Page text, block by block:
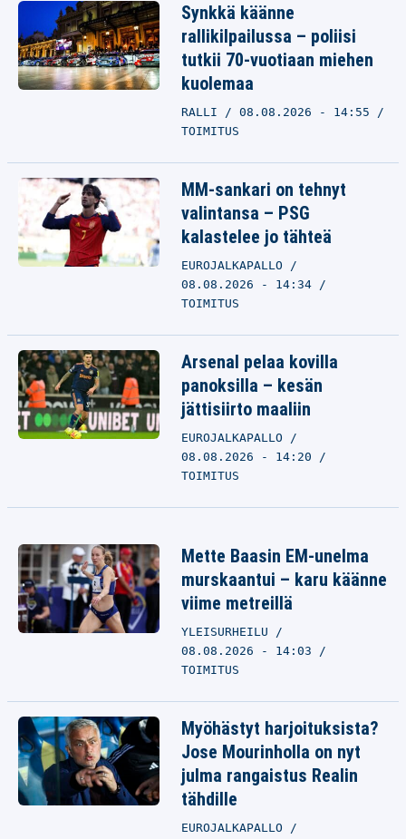
Synkkä käänne
rallikilpailussa – poliisi
tutkii 70-vuotiaan miehen
kuolemaa
RALLI
08.08.2026 - 14:55
TOIMITUS
MM-sankari on tehnyt
valintansa – PSG
kalastelee jo tähteä
EUROJALKAPALLO
08.08.2026 - 14:34
TOIMITUS
Arsenal pelaa kovilla
panoksilla – kesän
jättisiirto maaliin
EUROJALKAPALLO
08.08.2026 - 14:20
TOIMITUS
Mette Baasin EM-unelma
murskaantui – karu käänne
viime metreillä
YLEISURHEILU
08.08.2026 - 14:03
TOIMITUS
Myöhästyt harjoituksista?
Jose Mourinholla on nyt
julma rangaistus Realin
tähdille
EUROJALKAPALLO